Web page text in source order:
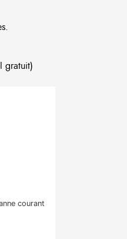
gratuit)
courant